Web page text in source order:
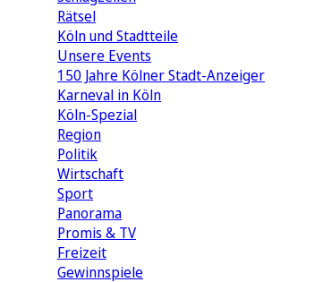
Rätsel
Köln und Stadtteile
Unsere Events
150 Jahre Kölner Stadt-Anzeiger
Karneval in Köln
Köln-Spezial
Region
Politik
Wirtschaft
Sport
Panorama
Promis & TV
Freizeit
Gewinnspiele